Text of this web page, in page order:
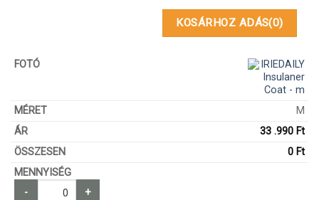
KOSÁRHOZ ADÁS(0)
M
33 .990 Ft
0 Ft
- +